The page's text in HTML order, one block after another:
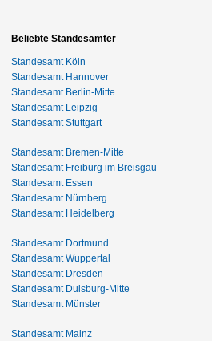
Beliebte Standesämter
Standesamt Köln
Standesamt Hannover
Standesamt Berlin-Mitte
Standesamt Leipzig
Standesamt Stuttgart
Standesamt Bremen-Mitte
Standesamt Freiburg im Breisgau
Standesamt Essen
Standesamt Nürnberg
Standesamt Heidelberg
Standesamt Dortmund
Standesamt Wuppertal
Standesamt Dresden
Standesamt Duisburg-Mitte
Standesamt Münster
Standesamt Mainz